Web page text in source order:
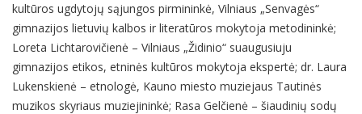
kultūros ugdytojų sąjungos pirmininkė, Vilniaus „Senvagės“
gimnazijos lietuvių kalbos ir literatūros mokytoja metodininkė;
Loreta Lichtarovičienė – Vilniaus „Židinio“ suaugusiuju
gimnazijos etikos, etninės kultūros mokytoja ekspertė; dr. Laura
Lukenskienė – etnologė, Kauno miesto muziejaus Tautinės
muzikos skyriaus muziejininkė; Rasa Gelčienė – šiaudinių sodų